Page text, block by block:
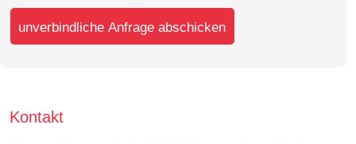
unverbindliche Anfrage abschicken
Kontakt